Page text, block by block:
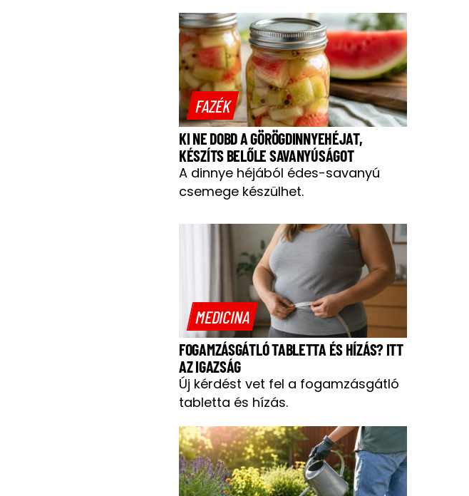
FAZÉK
KI NE DOBD A GÖRÖGDINNYEHÉJAT,
KÉSZÍTS BELŐLE SAVANYÚSÁGOT
A dinnye héjából édes-savanyú
csemege készülhet.
MEDICINA
FOGAMZÁSGÁTLÓ TABLETTA ÉS HÍZÁS? ITT
AZ IGAZSÁG
Új kérdést vet fel a fogamzásgátló
tabletta és hízás.